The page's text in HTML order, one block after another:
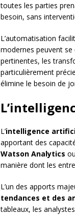
toutes les parties
besoin, sans
L’automatisation
modernes peuvent
pertinentes, les
particulièrement
élimine le besoin de
L’intelligence
apportant des
Watson Analytics ou
manière dont les
L’un des apports
tendances et des
tableaux, les